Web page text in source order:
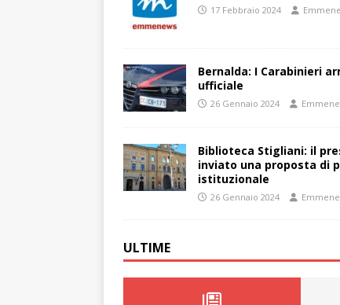
17 Febbraio 2024
Bernalda: I Carabinieri
ufficiale
26 Gennaio 2024
Biblioteca Stigliani: il
inviato una proposta di
istituzionale
26 Gennaio 2024
ULTIME